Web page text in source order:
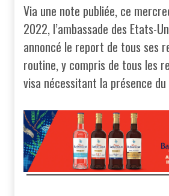
Via une note publiée, ce
2022, l’ambassade des Etats-
annoncé le report de tous ses
routine, y compris de tous les
visa nécessitant la présence